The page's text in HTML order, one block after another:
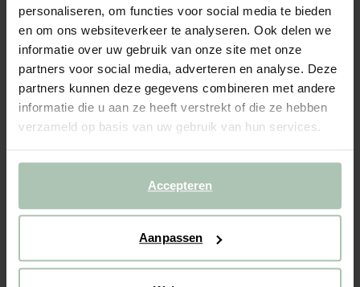
personaliseren, om functies voor social media te bieden
en om ons websiteverkeer te analyseren. Ook delen we
informatie over uw gebruik van onze site met onze
partners voor social media, adverteren en analyse. Deze
partners kunnen deze gegevens combineren met andere
informatie die u aan ze heeft verstrekt of die ze hebben
verzameld op basis van uw gebruik van hun services.
Accepteren
Aanpassen
89.94/ 6 st.
Gekozen maat: Onesize
Levertijd: 2–3 werkdagen
IN WINKELMAND
Gratis verzending naar winkel
(7)